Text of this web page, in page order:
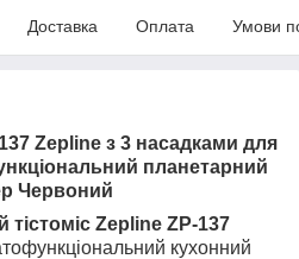
Доставка Оплата Умови
Zepline з 3 насадками для
планетарний
Червоний
Zepline ZP-137
кухонний